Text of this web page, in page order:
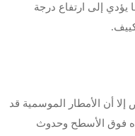
يؤدي إلى ارتفاع درجة
أن الأمطار الموسمية قد
فوق الأسطح وحدوث